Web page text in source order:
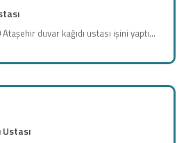
duvar kağıdı ustası işini yaptı...
Ustası